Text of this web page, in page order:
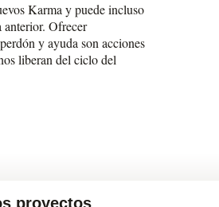
Karma y puede incluso
Ofrecer
y ayuda son acciones
liberan del ciclo del
proyectos